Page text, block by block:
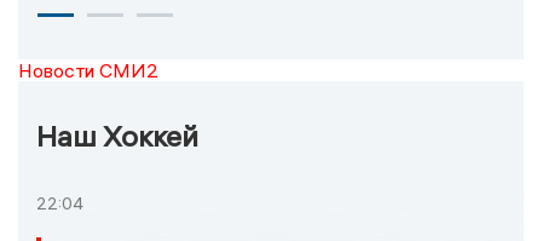
Новости СМИ2
Наш Хоккей
22:04